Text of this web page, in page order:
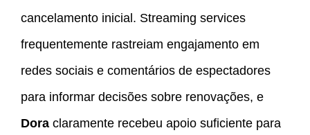
cancelamento inicial. Streaming services
frequentemente rastreiam engajamento em
redes sociais e comentários de espectadores
para informar decisões sobre renovações, e
Dora claramente recebeu apoio suficiente para